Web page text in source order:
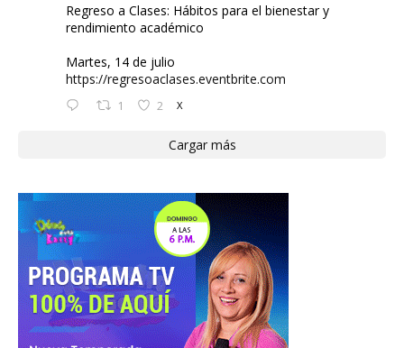
Regreso a Clases: Hábitos para el bienestar y
rendimiento académico
Martes, 14 de julio
https://regresoaclases.eventbrite.com
1 2 X
Cargar más